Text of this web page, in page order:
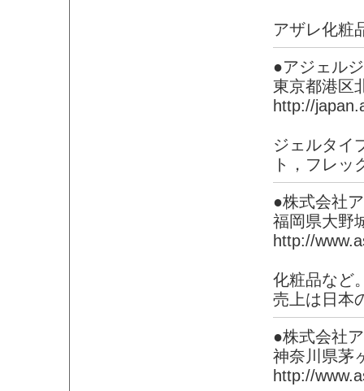
アザレ化粧
●アジェル
東京都港区
http://
ジェルタイ
ト，フレッ
●株式会社
福岡県大野
http://
化粧品など
売上は日本
●株式会社
神奈川県茅
http://